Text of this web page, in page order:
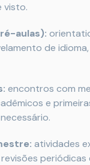
visto.
aulas):
de
encontros com
e
atividades